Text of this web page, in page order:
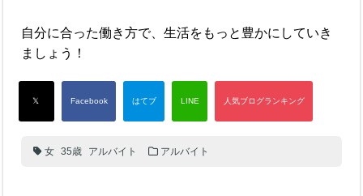
自分に合った働き方で、生活をもっと豊かにしていき
ましょう！
女 35歳 アルバイト アルバイト